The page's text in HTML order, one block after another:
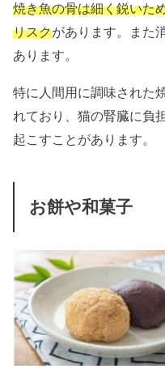
焼き魚の骨は細く鋭いた
リスクがあります。また
あります。
特に人間用に調味された
れており、猫の腎臓に負
起こすことがあります。
お餅や和菓子